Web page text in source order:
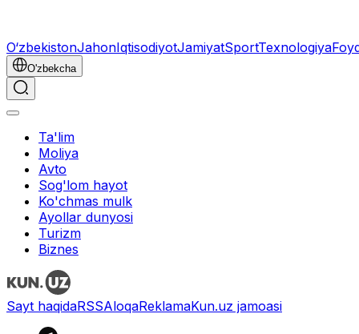
O‘zbekistonJahonIqtisodiyotJamiyatSportTexnologiya
O'zbekcha
Ta'lim
Moliya
Avto
Sog'lom hayot
Ko'chmas mulk
Ayollar dunyosi
Turizm
Biznes
Sayt haqidaRSSAloqaReklamaKun.uz jamoasi